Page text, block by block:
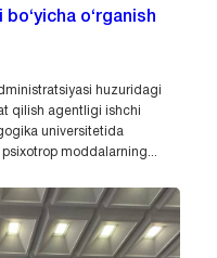
o‘rganish
huzuridagi
qilish agentligi ishchi
universitetida
moddalarning...